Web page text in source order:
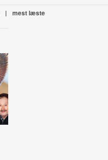
| mest læste